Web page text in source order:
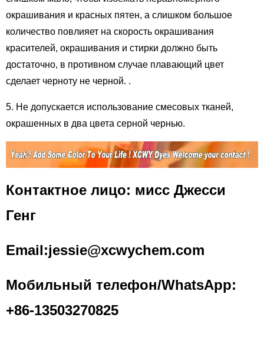
окрашивания и красных пятен, а слишком большое
количество повлияет на скорость окрашивания
красителей, окрашивания и стирки должно быть
достаточно, в противном случае плавающий цвет
сделает черноту не черной. .
5. Не допускается использование смесовых тканей,
окрашенных в два цвета серной чернью.
Контактное лицо: мисс Джесси
Генг
Email:jessie@xcwychem.com
Мобильный телефон/WhatsApp:
+86-13503270825